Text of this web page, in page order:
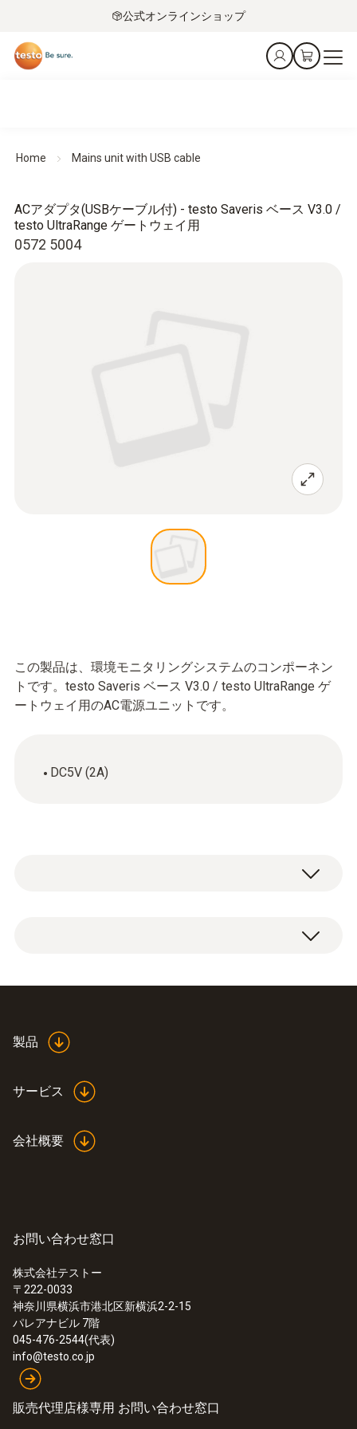
公式オンラインショップ
Home Mains unit with USB cable
0572 5004
ACアダプタ(USBケーブル付) - testo Saveris ベース V3.0 /
testo UltraRange ゲートウェイ用
この製品は、環境モニタリングシステムのコンポーネン
トです。testo Saveris ベース V3.0 / testo UltraRange ゲ
ートウェイ用のAC電源ユニットです。
DC5V (2A)
:0572 9320
testo Saveris ベース V3.0 - 測定データ
を集約
製品
サービス
会社概要
お問い合わせ窓口
株式会社テストー
〒222-0033
神奈川県横浜市港北区新横浜2-2-15
パレアナビル 7階
045-476-2544(代表)
info@testo.co.jp
販売代理店様専用 お問い合わせ窓口